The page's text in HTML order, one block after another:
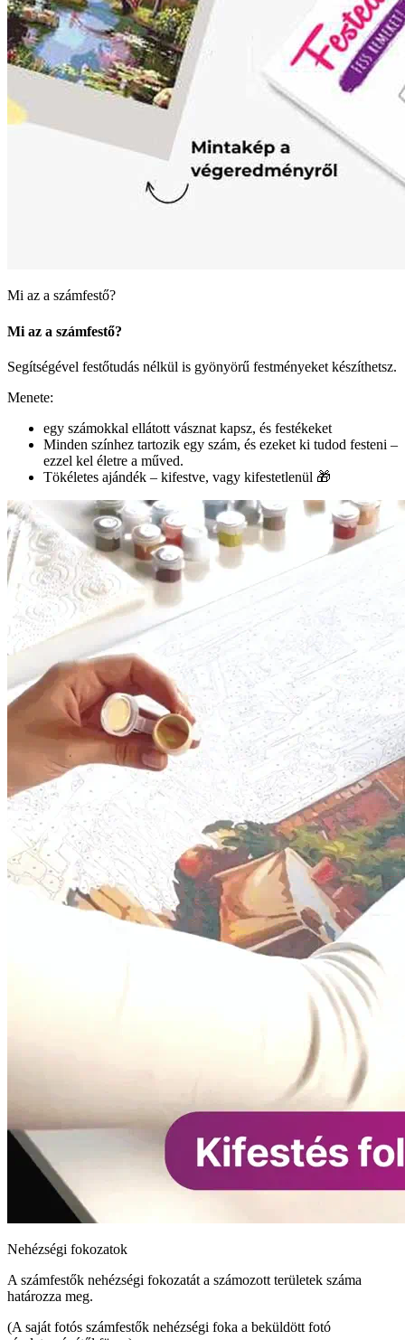
Mi az a számfestő?
Mi az a számfestő?
Segítségével festőtudás nélkül is gyönyörű festményeket készíthetsz.
Menete:
egy számokkal ellátott vásznat kapsz, és festékeket
Minden színhez tartozik egy szám, és ezeket ki tudod festeni –
ezzel kel életre a műved.
Tökéletes ajándék – kifestve, vagy kifestetlenül 🎁
Nehézségi fokozatok
A számfestők nehézségi fokozatát a számozott területek száma
határozza meg.
(A saját fotós számfestők nehézségi foka a beküldött fotó